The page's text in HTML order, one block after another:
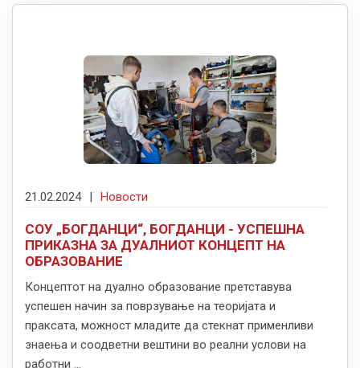
21.02.2024 Новости
СОУ „БОГДАНЦИ“, БОГДАНЦИ - УСПЕШНА
ПРИКАЗНА ЗА ДУАЛНИОТ КОНЦЕПТ НА
ОБРАЗОВАНИЕ
Концептот на дуално образование претставува
успешен начин за поврзување на теоријата и
праксата, можност младите да стекнат применливи
знаења и соодветни вештини во реални услови на
работни ...